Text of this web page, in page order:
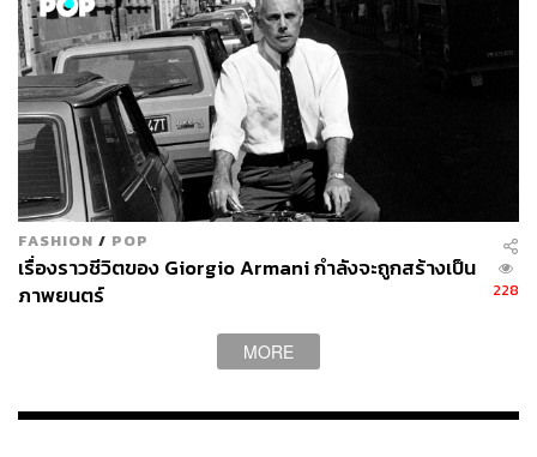
FASHION / POP
เรื่องราวชีวิตของ Giorgio Armani กำลังจะถูกสร้างเป็น
ภาพยนตร์
228
MORE